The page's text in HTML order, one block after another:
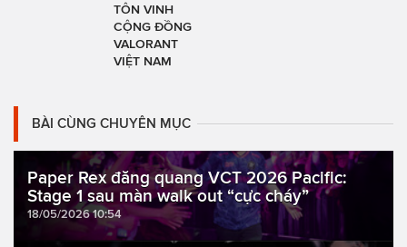
TÔN VINH
CỘNG ĐỒNG
VALORANT
VIỆT NAM
BÀI CÙNG CHUYÊN MỤC
Paper Rex đăng quang VCT 2026 Pacific:
Stage 1 sau màn walk out “cực cháy”
18/05/2026 10:54